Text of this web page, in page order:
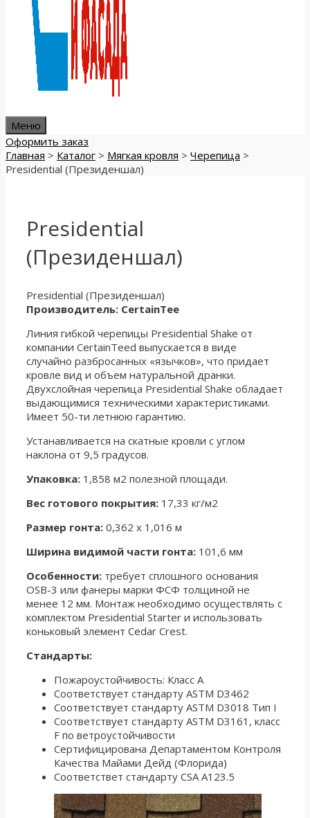
Меню
Оформить заказ
Главная > Каталог > Мягкая кровля > Черепица >
Presidential (Президеншал)
Presidential
(Президеншал)
Presidential (Президеншал)
Производитель: CertainTee
Линия гибкой черепицы Presidential Shake от
компании CertainTeed выпускается в виде
случайно разбросанных «язычков», что придает
кровле вид и объем натуральной дранки.
Двухслойная черепица Presidential Shake обладает
выдающимися техническими характеристиками.
Имеет 50-ти летнюю гарантию.
Устанавливается на скатные кровли с углом
наклона от 9,5 градусов.
Упаковка: 1,858 м2 полезной площади.
Вес готового покрытия: 17,33 кг/м2
Размер гонта: 0,362 х 1,016 м
Ширина видимой части гонта: 101,6 мм
Особенности: требует сплошного основания
OSB-3 или фанеры марки ФСФ толщиной не
менее 12 мм. Монтаж необходимо осуществлять с
комплектом Presidential Starter и использовать
коньковый элемент Cedar Crest.
Стандарты:
Пожароустойчивость: Класс А
Соответствует стандарту ASTM D3462
Соответствует стандарту ASTM D3018 Тип I
Соответствует стандарту ASTM D3161, класс
F по ветроустойчивости
Сертифицирована Департаментом Контроля
Качества Майами Дейд (Флорида)
Соответствет стандарту CSA A123.5